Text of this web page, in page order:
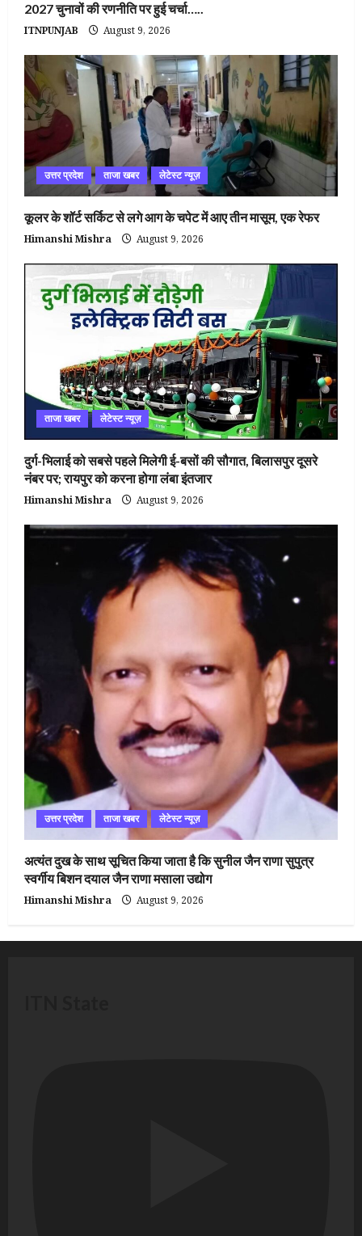
2027 चुनावों की रणनीति पर हुई चर्चा…..
ITNPUNJAB August 9, 2026
उत्तर प्रदेश ताजा खबर लेटेस्ट न्यूज़
कूलर के शॉर्ट सर्किट से लगे आग के चपेट में आए तीन मासूम, एक रेफर
Himanshi Mishra August 9, 2026
ताजा खबर लेटेस्ट न्यूज़
दुर्ग-भिलाई को सबसे पहले मिलेगी ई-बसों की सौगात, बिलासपुर दूसरे
नंबर पर; रायपुर को करना होगा लंबा इंतजार
Himanshi Mishra August 9, 2026
उत्तर प्रदेश ताजा खबर लेटेस्ट न्यूज़
अत्यंत दुख के साथ सूचित किया जाता है कि सुनील जैन राणा सुपुत्र
स्वर्गीय बिशन दयाल जैन राणा मसाला उद्योग
Himanshi Mishra August 9, 2026